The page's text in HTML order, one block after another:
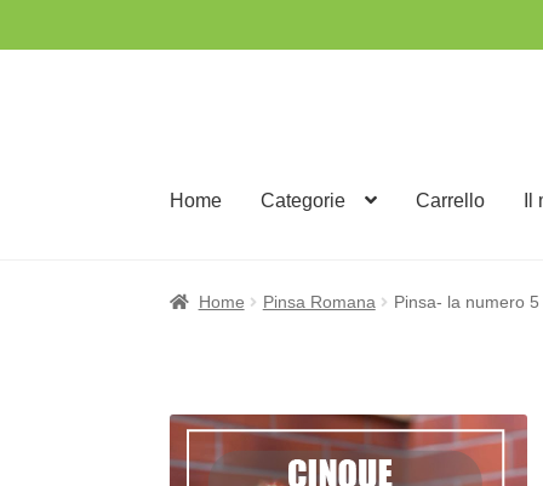
Home Categorie Carrello
Home Pinsa Romana Pinsa- la numero 5